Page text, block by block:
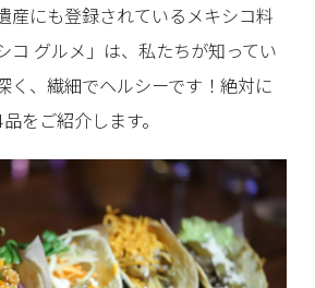
産にも登録されているメキシコ料
コ グルメ」は、私たちが知ってい
く、繊細でヘルシーです！絶対に
をご紹介します。